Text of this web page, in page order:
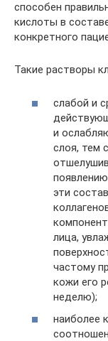
способен
кислоты в
конкретного
Такие растворы
слабой и
и
слоя, тем
эти
лица,
частому
кожи его
неделю);
наиболее